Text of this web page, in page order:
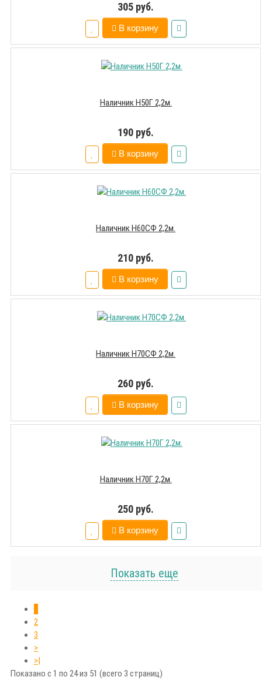
305 руб.
В корзину
Наличник Н50Г 2,2м.
190 руб.
В корзину
Наличник Н60СФ 2,2м.
210 руб.
В корзину
Наличник Н70СФ 2,2м.
260 руб.
В корзину
Наличник Н70Г 2,2м.
250 руб.
В корзину
Показать еще
2
3
>
>|
Показано с 1 по 24 из 51 (всего 3 страниц)